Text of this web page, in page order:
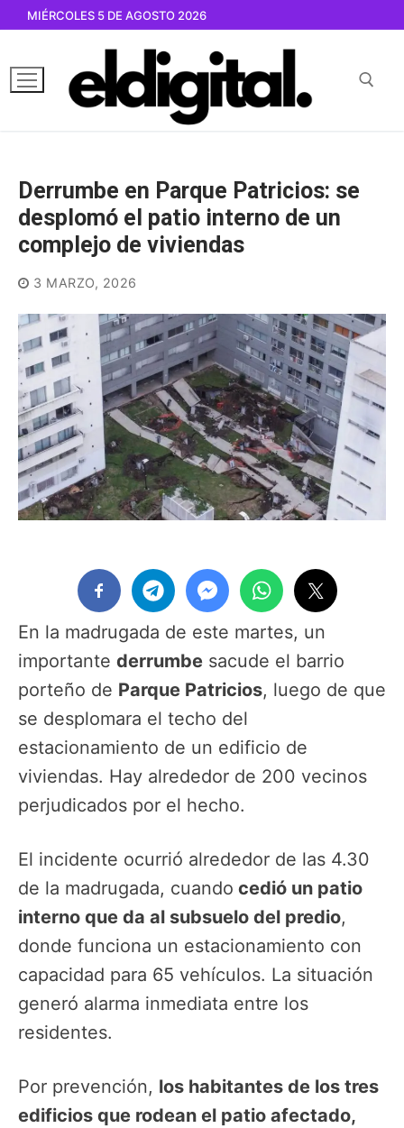
contenido
MIÉRCOLES 5 DE AGOSTO 2026
Derrumbe en Parque Patricios: se
desplomó el patio interno de un
complejo de viviendas
3 MARZO, 2026
En la madrugada de este martes, un
importante derrumbe sacude el barrio
porteño de Parque Patricios, luego de que
se desplomara el techo del
estacionamiento de un edificio de
viviendas. Hay alrededor de 200 vecinos
perjudicados por el hecho.
El incidente ocurrió alrededor de las 4.30
de la madrugada, cuando cedió un patio
interno que da al subsuelo del predio,
donde funciona un estacionamiento con
capacidad para 65 vehículos. La situación
generó alarma inmediata entre los
residentes.
Por prevención, los habitantes de los tres
edificios que rodean el patio afectado,